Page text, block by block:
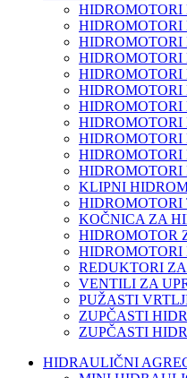
HIDROMOTORI
HIDROMOTORI
HIDROMOTORI
HIDROMOTORI
HIDROMOTORI
HIDROMOTORI
HIDROMOTORI
HIDROMOTORI
HIDROMOTORI
HIDROMOTORI
HIDROMOTORI
KLIPNI
HIDROMOTORI
KOČNICA ZA
HIDROMOTOR
REDUKTORI
VENTILI ZA
PUŽASTI
ZUPČASTI
ZUPČASTI
HIDRAULIČNI